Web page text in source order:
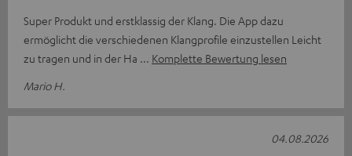
Super Produkt und erstklassig der Klang. Die App dazu
ermöglicht die verschiedenen Klangprofile einzustellen Leicht
zu tragen und in der Ha
Komplette Bewertung lesen
Mario H.
04.08.2026